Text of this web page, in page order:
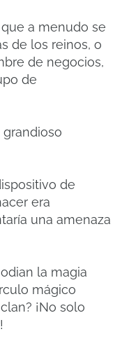
a menudo se
de los reinos, o
de negocios,
de
de
era
una amenaza
la magia
mágico
¡No solo